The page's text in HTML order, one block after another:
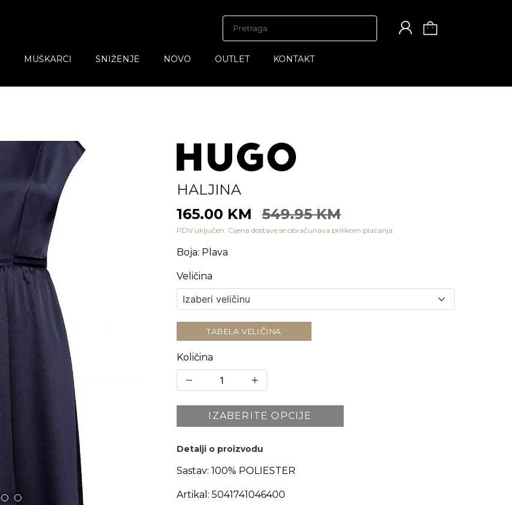
MUŠKARCI SNIŽENJE NOVO OUTLET KONTAKT
HALJINA
165.00 KM
549.95 KM
PDV uključen. Cijena dostave se obračunava prilikom plaćanja.
Boja: Plava
Veličina
TABELA VELIČINA
Količina
IZABERITE OPCIJE
Detalji o proizvodu
Sastav: 100% POLIESTER
Artikal: 5041741046400